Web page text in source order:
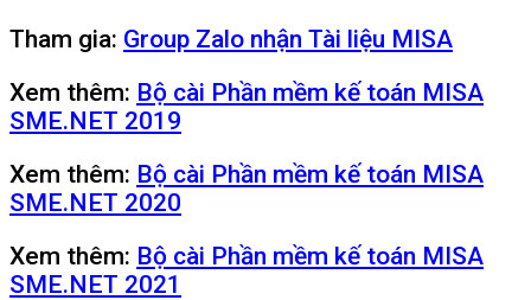
Tham gia: Group Zalo nhận Tài liệu MISA
Xem thêm: Bộ cài Phần mềm kế toán MISA
SME.NET 2019
Xem thêm: Bộ cài Phần mềm kế toán MISA
SME.NET 2020
Xem thêm: Bộ cài Phần mềm kế toán MISA
SME.NET 2021